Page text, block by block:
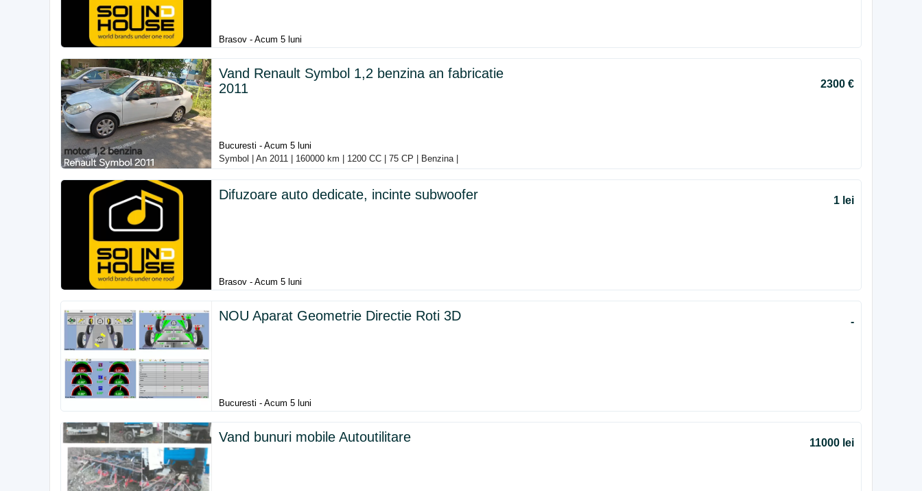
Brasov - Acum 5 luni
Vand Renault Symbol 1,2 benzina an fabricatie
2011
2300 €
Bucuresti - Acum 5 luni
Symbol | An 2011 | 160000 km | 1200 CC | 75 CP | Benzina |
Difuzoare auto dedicate, incinte subwoofer 1 lei
Brasov - Acum 5 luni
NOU Aparat Geometrie Directie Roti 3D -
Bucuresti - Acum 5 luni
Vand bunuri mobile Autoutilitare 11000 lei